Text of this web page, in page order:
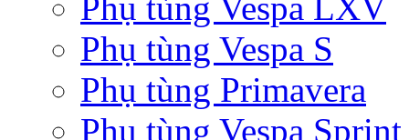
Phụ tùng Vespa S
Phụ tùng Primavera
Phụ tùng Vespa Sprint